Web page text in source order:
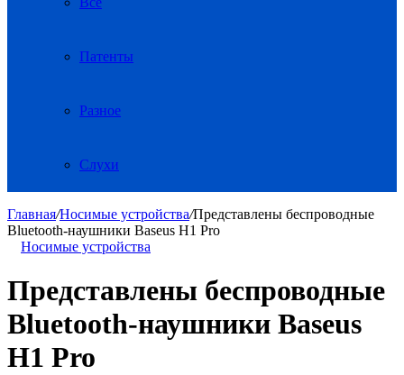
Патенты
Разное
Слухи
Главная/Носимые устройства/Представлены беспроводные
Bluetooth-наушники Baseus H1 Pro
Носимые устройства
Представлены беспроводные
Bluetooth-наушники Baseus
H1 Pro